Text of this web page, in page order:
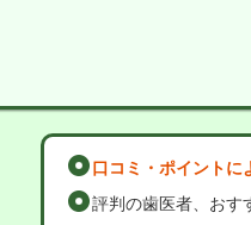
口コミ・ポイントに
評判の歯医者、おす